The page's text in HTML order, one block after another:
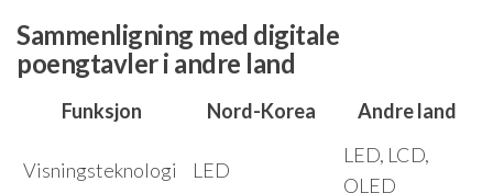
Sammenligning med digitale
poengtavler i andre land
Funksjon Nord-Korea Andre land
Visningsteknologi LED
LED, LCD,
OLED